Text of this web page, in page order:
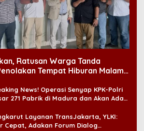
Ratusan Warga Tanda
Tempat Hiburan Malam
News! Operasi Senyap KPK-Polri
271 Pabrik di Madura dan Akan Ada
Layanan TransJakarta, YLKI:
Cepat, Adakan Forum Dialog